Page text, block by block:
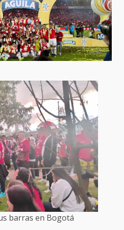
barras en Bogotá